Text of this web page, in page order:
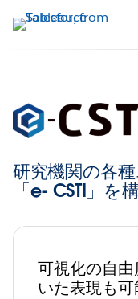
イ
研究機関の各
「e- CSTI」を
可視化の自
いた表現も